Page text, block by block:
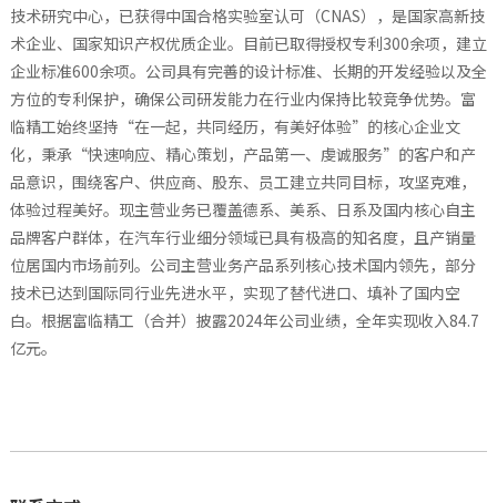
技术研究中心，已获得中国合格实验室认可（CNAS），是国家高新技
术企业、国家知识产权优质企业。目前已取得授权专利300余项，建立
企业标准600余项。公司具有完善的设计标准、长期的开发经验以及全
方位的专利保护，确保公司研发能力在行业内保持比较竞争优势。富
临精工始终坚持“在一起，共同经历，有美好体验”的核心企业文
化，秉承“快速响应、精心策划，产品第一、虔诚服务”的客户和产
品意识，围绕客户、供应商、股东、员工建立共同目标，攻坚克难，
体验过程美好。现主营业务已覆盖德系、美系、日系及国内核心自主
品牌客户群体，在汽车行业细分领域已具有极高的知名度，且产销量
位居国内市场前列。公司主营业务产品系列核心技术国内领先，部分
技术已达到国际同行业先进水平，实现了替代进口、填补了国内空
白。根据富临精工（合并）披露2024年公司业绩，全年实现收入84.7
亿元。